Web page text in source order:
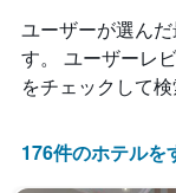
ユーザーが選ん
す。 ユーザーレ
をチェックして
176件のホテルを